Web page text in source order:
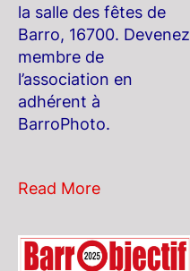
la salle des fêtes de
Barro, 16700. Devenez
membre de
l’association en
adhérent à
BarroPhoto.
Read More